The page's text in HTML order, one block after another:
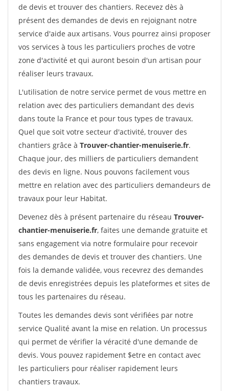
de devis et trouver des chantiers. Recevez dès à
présent des demandes de devis en rejoignant notre
service d'aide aux artisans. Vous pourrez ainsi proposer
vos services à tous les particuliers proches de votre
zone d'activité et qui auront besoin d'un artisan pour
réaliser leurs travaux.
L'utilisation de notre service permet de vous mettre en
relation avec des particuliers demandant des devis
dans toute la France et pour tous types de travaux.
Quel que soit votre secteur d'activité, trouver des
chantiers grâce à Trouver-chantier-menuiserie.fr.
Chaque jour, des milliers de particuliers demandent
des devis en ligne. Nous pouvons facilement vous
mettre en relation avec des particuliers demandeurs de
travaux pour leur Habitat.
Devenez dès à présent partenaire du réseau Trouver-
chantier-menuiserie.fr, faites une demande gratuite et
sans engagement via notre formulaire pour recevoir
des demandes de devis et trouver des chantiers. Une
fois la demande validée, vous recevrez des demandes
de devis enregistrées depuis les plateformes et sites de
tous les partenaires du réseau.
Toutes les demandes devis sont vérifiées par notre
service Qualité avant la mise en relation. Un processus
qui permet de vérifier la véracité d'une demande de
devis. Vous pouvez rapidement $etre en contact avec
les particuliers pour réaliser rapidement leurs
chantiers travaux.